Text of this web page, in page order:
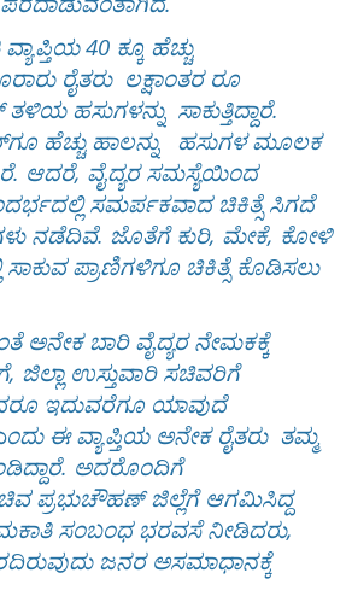
40 ಕ್ಕೂ ಹೆಚ್ಚು
ರೈತರು ಲಕ್ಷಾಂತರ ರೂ
ಹಸುಗಳನ್ನು ಸಾಕುತ್ತಿದ್ದಾರೆ.
ಹೆಚ್ಚು ಹಾಲನ್ನು ಹಸುಗಳ ಮೂಲಕ
ಆದರೆ, ವೈದ್ಯರ ಸಮಸ್ಯೆಯಿಂದ
ಸಮರ್ಪಕವಾದ ಚಿಕಿತ್ಸೆ ಸಿಗದೆ
ನಡೆದಿವೆ. ಜೊತೆಗೆ ಕುರಿ, ಮೇಕೆ, ಕೋಳಿ
ಪ್ರಾಣಿಗಳಿಗೂ ಚಿಕಿತ್ಸೆ ಕೊಡಿಸಲು
ಅನೇಕ ಬಾರಿ ವೈದ್ಯರ ನೇಮಕಕ್ಕೆ
ಜಿಲ್ಲಾ ಉಸ್ತುವಾರಿ ಸಚಿವರಿಗೆ
ಇದುವರೆಗೂ ಯಾವುದೆ
ಈ ವ್ಯಾಪ್ತಿಯ ಅನೇಕ ರೈತರು ತಮ್ಮ
ಅದರೊಂದಿಗೆ
ಪ್ರಭುಚೌಹಣ್ ಜಿಲ್ಲೆಗೆ ಆಗಮಿಸಿದ್ದ
ಸಂಬಂಧ ಭರವಸೆ ನೀಡಿದರು,
ಜನರ ಅಸಮಾಧಾನಕ್ಕೆ